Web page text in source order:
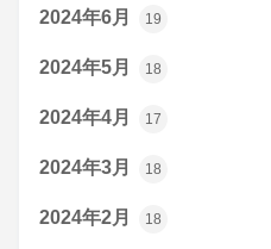
2024年6月 19
2024年5月 18
2024年4月 17
2024年3月 18
2024年2月 18